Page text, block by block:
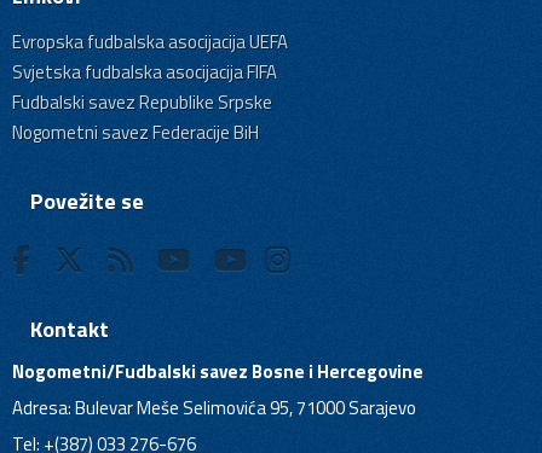
Evropska fudbalska asocijacija UEFA
Svjetska fudbalska asocijacija FIFA
Fudbalski savez Republike Srpske
Nogometni savez Federacije BiH
Povežite se
Kontakt
Nogometni/Fudbalski savez Bosne i Hercegovine
Adresa: Bulevar Meše Selimovića 95, 71000 Sarajevo
Tel: +(387) 033 276-676